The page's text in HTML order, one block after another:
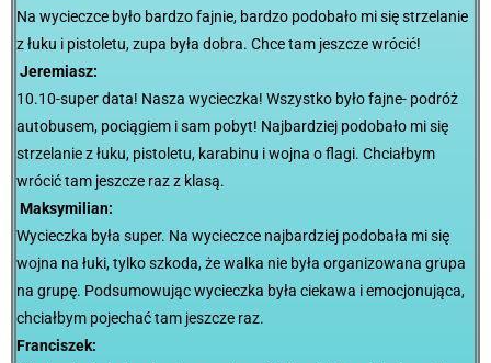
Na wycieczce było bardzo fajnie, bardzo podobało mi się strzelanie
z łuku i pistoletu, zupa była dobra. Chce tam jeszcze wrócić!
Jeremiasz:
10.10-super data! Nasza wycieczka! Wszystko było fajne- podróż
autobusem, pociągiem i sam pobyt! Najbardziej podobało mi się
strzelanie z łuku, pistoletu, karabinu i wojna o flagi. Chciałbym
wrócić tam jeszcze raz z klasą.
Maksymilian:
Wycieczka była super. Na wycieczce najbardziej podobała mi się
wojna na łuki, tylko szkoda, że walka nie była organizowana grupa
na grupę. Podsumowując wycieczka była ciekawa i emocjonująca,
chciałbym pojechać tam jeszcze raz.
Franciszek: